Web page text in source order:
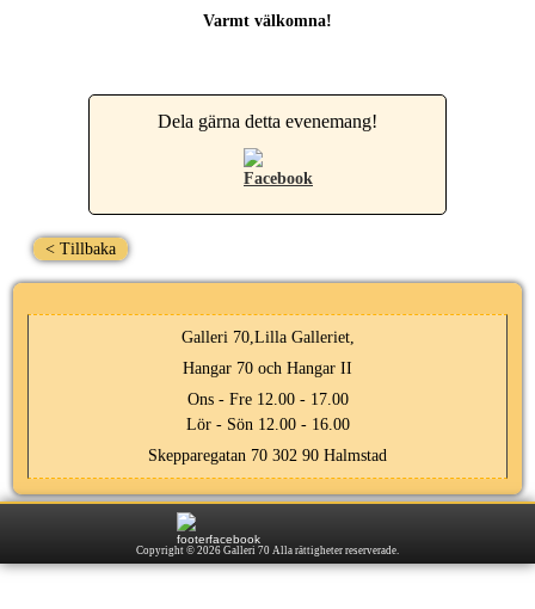
Varmt välkomna!
Dela gärna detta evenemang!
< Tillbaka
Galleri 70,Lilla Galleriet,
Hangar 70 och Hangar II
Ons - Fre 12.00 - 17.00
Lör - Sön 12.00 - 16.00
Skepparegatan 70 302 90 Halmstad
Copyright © 2026 Galleri 70 Alla rättigheter reserverade.